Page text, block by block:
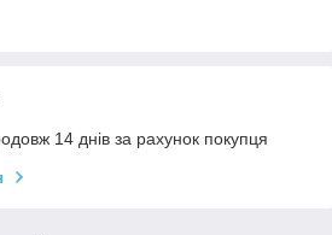
14 днів за рахунок покупця